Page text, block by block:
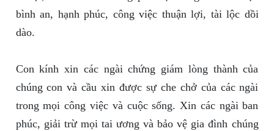
bình an, hạnh phúc, công việc thuận lợi, tài lộc dồi
dào.
Con kính xin các ngài chứng giám lòng thành của
chúng con và cầu xin được sự che chở của các ngài
trong mọi công việc và cuộc sống. Xin các ngài ban
phúc, giải trừ mọi tai ương và bảo vệ gia đình chúng